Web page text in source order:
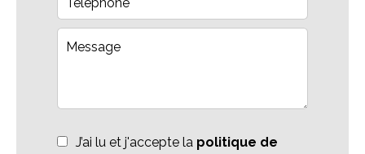
J’ai lu et j'accepte la politique de